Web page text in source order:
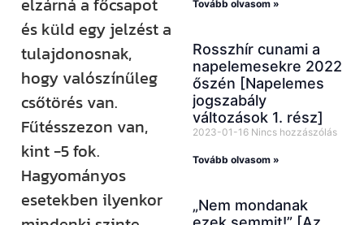
és küld egy jelzést a
tulajdonosnak,
hogy valószínűleg
csőtörés van.
Fűtésszezon van,
kint -5 fok.
Hagyományos
esetekben ilyenkor
Tovább olvasom »
Rosszhír cunami a
napelemesekre 2022
őszén [Napelemes
jogszabály
változások 1. rész]
2023-01-16 Nincs hozzászólás
Tovább olvasom »
„Nem mondanak